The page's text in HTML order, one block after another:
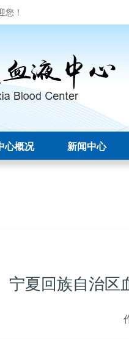
您！
心概况 新闻中心
宁夏回族自治区